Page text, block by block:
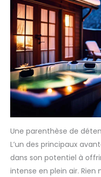
Une parenthèse de
L’un des principaux
dans son potentiel à
intense en plein air. Rien